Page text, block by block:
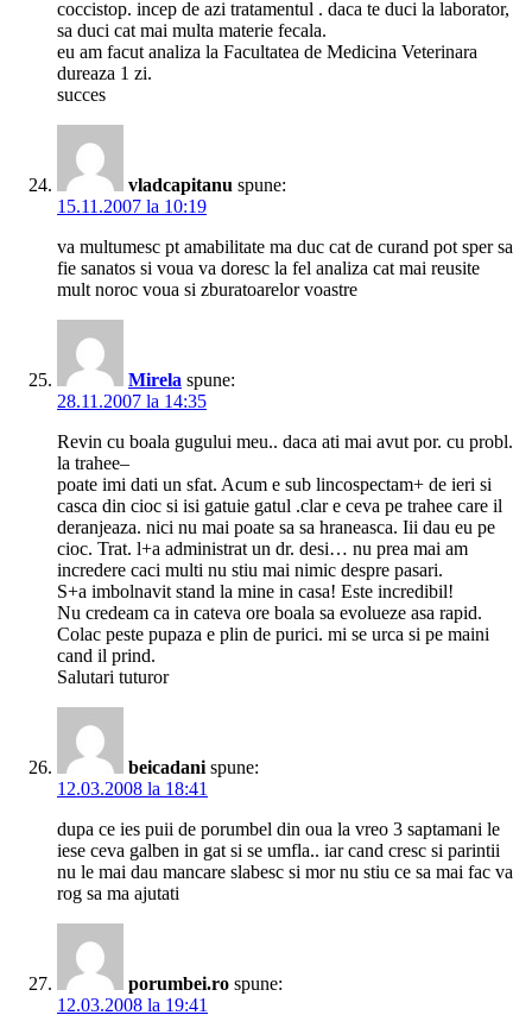
coccistop. incep de azi tratamentul . daca te duci la laborator,
sa duci cat mai multa materie fecala.
eu am facut analiza la Facultatea de Medicina Veterinara
dureaza 1 zi.
succes
vladcapitanu spune:
15.11.2007 la 10:19
va multumesc pt amabilitate ma duc cat de curand pot sper sa
fie sanatos si voua va doresc la fel analiza cat mai reusite
mult noroc voua si zburatoarelor voastre
Mirela spune:
28.11.2007 la 14:35
Revin cu boala gugului meu.. daca ati mai avut por. cu probl.
la trahee–
poate imi dati un sfat. Acum e sub lincospectam+ de ieri si
casca din cioc si isi gatuie gatul .clar e ceva pe trahee care il
deranjeaza. nici nu mai poate sa sa hraneasca. Iii dau eu pe
cioc. Trat. l+a administrat un dr. desi… nu prea mai am
incredere caci multi nu stiu mai nimic despre pasari.
S+a imbolnavit stand la mine in casa! Este incredibil!
Nu credeam ca in cateva ore boala sa evolueze asa rapid.
Colac peste pupaza e plin de purici. mi se urca si pe maini
cand il prind.
Salutari tuturor
beicadani spune:
12.03.2008 la 18:41
dupa ce ies puii de porumbel din oua la vreo 3 saptamani le
iese ceva galben in gat si se umfla.. iar cand cresc si parintii
nu le mai dau mancare slabesc si mor nu stiu ce sa mai fac va
rog sa ma ajutati
porumbei.ro spune:
12.03.2008 la 19:41